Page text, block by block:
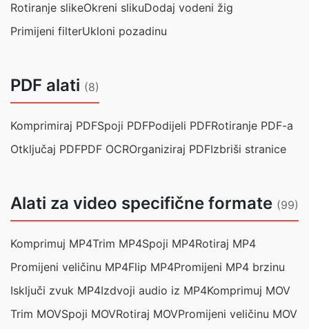
Rotiranje slikeOkreni slikuDodaj vodeni žig
Primijeni filterUkloni pozadinu
PDF alati (8)
Komprimiraj PDFSpoji PDFPodijeli PDFRotiranje PDF-a
Otključaj PDFPDF OCROrganiziraj PDFIzbriši stranice
Alati za video specifične formate (99)
Komprimuj MP4Trim MP4Spoji MP4Rotiraj MP4
Promijeni veličinu MP4Flip MP4Promijeni MP4 brzinu
Isključi zvuk MP4Izdvoji audio iz MP4Komprimuj MOV
Trim MOVSpoji MOVRotiraj MOVPromijeni veličinu MOV